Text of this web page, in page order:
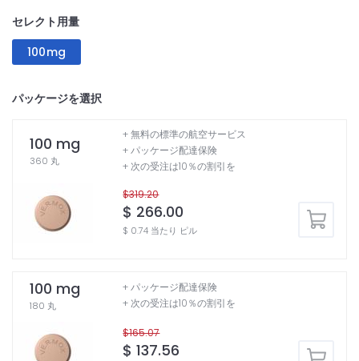
セレクト用量
100mg
パッケージを選択
100 mg
360 丸
$319.20
$ 266.00
$ 0.74 当たり ピル
+ 無料の標準の航空サービス
+ パッケージ配達保険
+ 次の受注は10％の割引を
100 mg
180 丸
$165.07
$ 137.56
+ パッケージ配達保険
+ 次の受注は10％の割引を